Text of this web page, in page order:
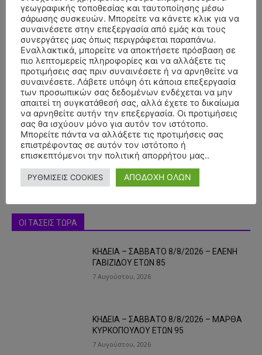
- Advertisment -
ΟΙ ΤΑΣΕΙΣ ΤΩΡΑ
ΚΗΔΕΙΑ – ΣΑΒΒΑΤΟ 8/8/2026 – ΕΛΕΝΗ
ΓΑΒΙΖΙΔΟΥ ΕΤΩΝ 85
7 Αυγούστου, 2026
ΚΗΔΕΙΑ – ΣΑΒΒΑΤΟ 8/8/2026 – ΜΑΡΘΑ
ΚΥΡΚΟΠΟΥΛΟΥ ΕΤΩΝ 95
7 Αυγούστου, 2026
γεωγραφικής τοποθεσίας και ταυτοποίησης μέσω
σάρωσης συσκευών. Μπορείτε να κάνετε κλικ για να
συναινέσετε στην επεξεργασία από εμάς και τους
συνεργάτες μας όπως περιγράφεται παραπάνω.
Εναλλακτικά, μπορείτε να αποκτήσετε πρόσβαση σε
πιο λεπτομερείς πληροφορίες και να αλλάξετε τις
προτιμήσεις σας πριν συναινέσετε ή να αρνηθείτε να
συναινέσετε. Λάβετε υπόψη ότι κάποια επεξεργασία
των προσωπικών σας δεδομένων ενδέχεται να μην
απαιτεί τη συγκατάθεσή σας, αλλά έχετε το δικαίωμα
να αρνηθείτε αυτήν την επεξεργασία. Οι προτιμήσεις
σας θα ισχύουν μόνο για αυτόν τον ιστότοπο.
Μπορείτε πάντα να αλλάξετε τις προτιμήσεις σας
επιστρέφοντας σε αυτόν τον ιστότοπο ή
επισκεπτόμενοι την πολιτική απορρήτου μας..
ΡΥΘΜΙΣΕΙΣ COOKIES ΑΠΟΔΟΧΗ ΟΛΩΝ